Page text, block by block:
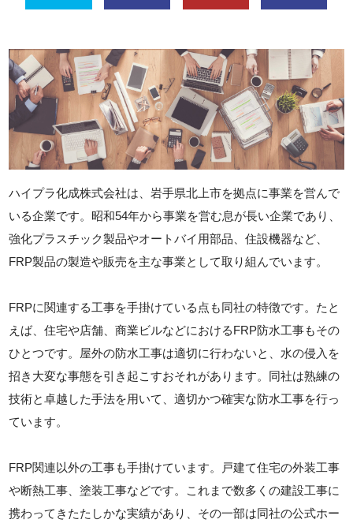
ハイプラ化成株式会社は、岩手県北上市を拠点に事業を営んで
いる企業です。昭和54年から事業を営む息が長い企業であり、
強化プラスチック製品やオートバイ用部品、住設機器など、
FRP製品の製造や販売を主な事業として取り組んでいます。
FRPに関連する工事を手掛けている点も同社の特徴です。たと
えば、住宅や店舗、商業ビルなどにおけるFRP防水工事もその
ひとつです。屋外の防水工事は適切に行わないと、水の侵入を
招き大変な事態を引き起こすおそれがあります。同社は熟練の
技術と卓越した手法を用いて、適切かつ確実な防水工事を行っ
ています。
FRP関連以外の工事も手掛けています。戸建て住宅の外装工事
や断熱工事、塗装工事などです。これまで数多くの建設工事に
携わってきたたしかな実績があり、その一部は同社の公式ホー